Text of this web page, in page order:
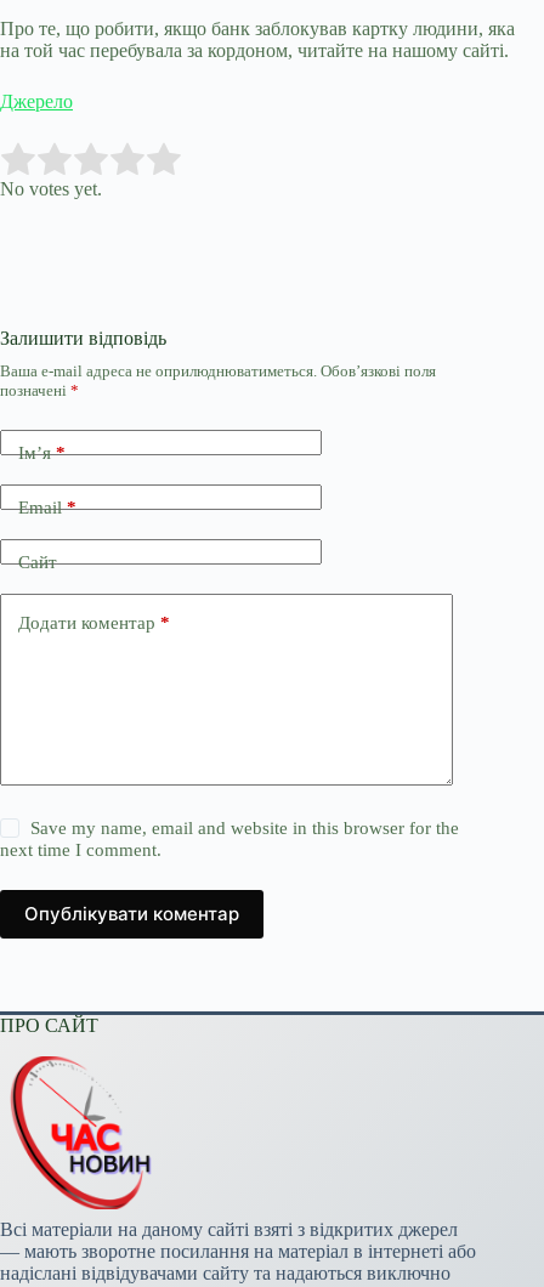
Про те, що робити, якщо банк заблокував картку людини, яка
на той час перебувала за кордоном, читайте на нашому сайті.
Джерело
Rate this item:
No votes yet.
Залишити відповідь
Ваша e-mail адреса не оприлюднюватиметься. Обов’язкові поля
позначені *
Ім’я*
Email*
Сайт
Додати коментар *
Save my name, email and website in this browser for the
next time I comment.
Опублікувати коментар
ПРО САЙТ
Всі матеріали на даному сайті взяті з відкритих джерел
— мають зворотне посилання на матеріал в інтернеті або
надіслані відвідувачами сайту та надаються виключно